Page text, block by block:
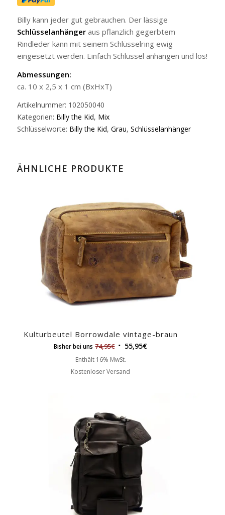
Billy kann jeder gut gebrauchen. Der lässige
Schlüsselanhängeraus pflanzlich gegerbtem
Rindleder kann mit seinem Schlüsselring ewig
eingesetzt werden. Einfach Schlüssel anhängen und los!
Abmessungen:
ca. 10 x 2,5 x 1 cm (BxHxT)
Artikelnummer: 102050040
Kategorien: Billy the Kid, Mix
Schlüsselworte: Billy the Kid, Grau, Schlüsselanhänger
ÄHNLICHE PRODUKTE
Kulturbeutel Borrowdale vintage-braun
Bisher bei uns 74,95€ 55,95€
Enthält 16% MwSt.
Kostenloser Versand